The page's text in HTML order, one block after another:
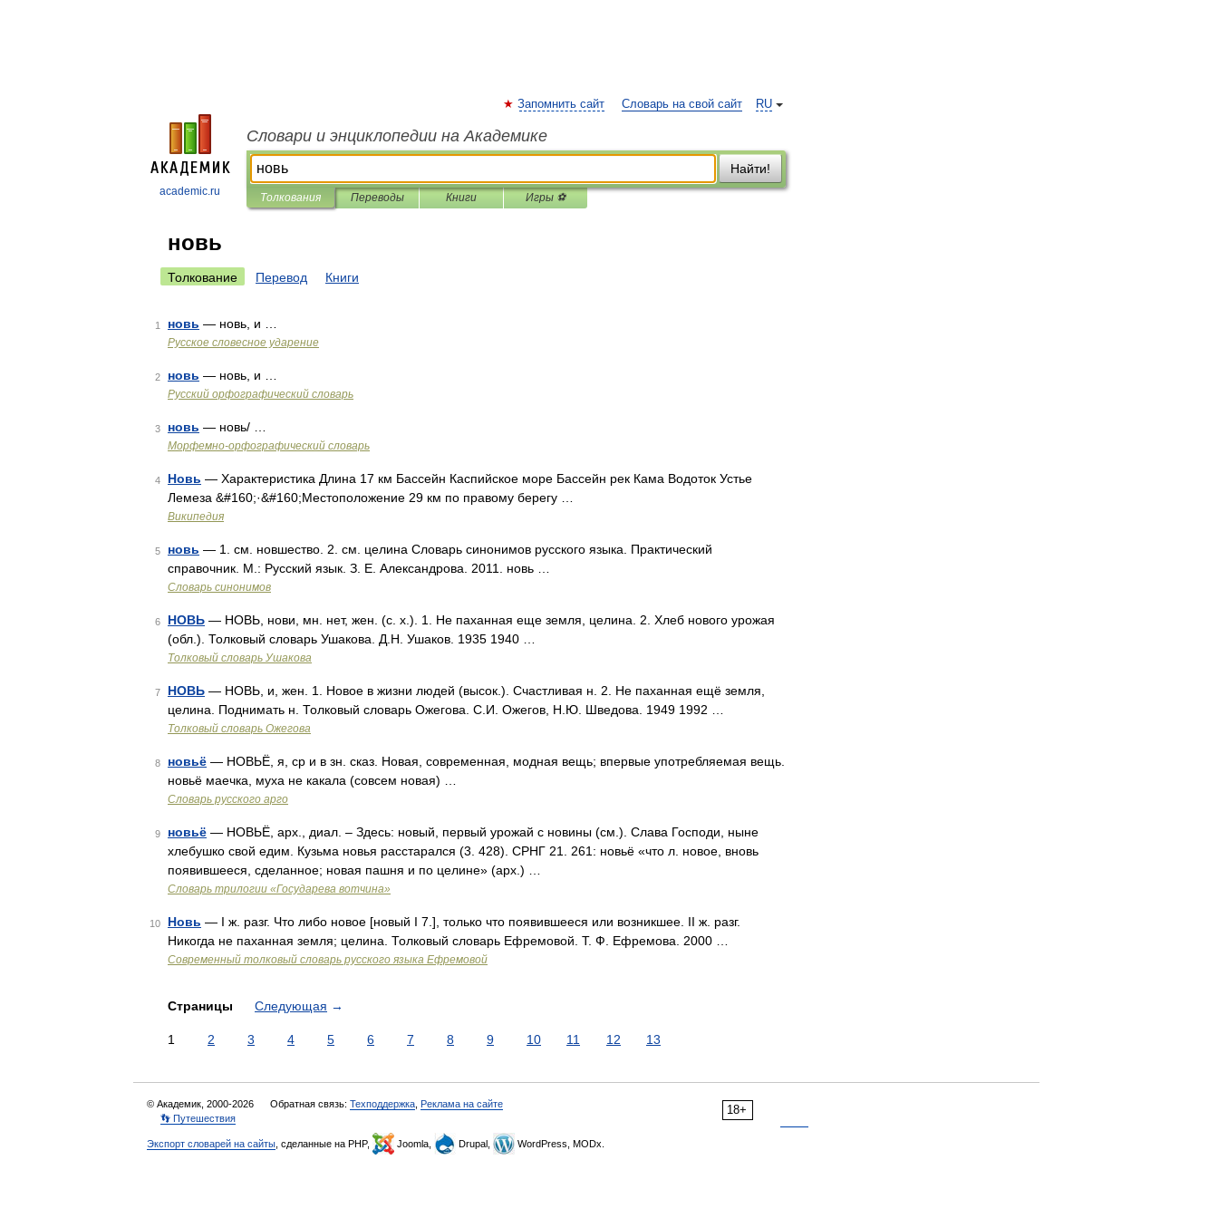
academic.ru
RU
Запомнить сайт Словарь на свой сайт
Словари и энциклопедии на Академике
Найти!
Толкования Переводы Книги Игры ⚽
новь
Толкование Перевод Книги
1 новь — новь, и …
Русское словесное ударение
2 новь — новь, и …
Русский орфографический словарь
3 новь — новь/ …
Морфемно-орфографический словарь
4 Новь — Характеристика Длина 17 км Бассейн Каспийское море Бассейн рек Кама Водоток Устье
Лемеза &#160;·&#160;Местоположение 29 км по правому берегу …
Википедия
5 новь — 1. см. новшество. 2. см. целина Словарь синонимов русского языка. Практический
справочник. М.: Русский язык. З. Е. Александрова. 2011. новь …
Словарь синонимов
6 НОВЬ — НОВЬ, нови, мн. нет, жен. (с. х.). 1. Не паханная еще земля, целина. 2. Хлеб нового урожая
(обл.). Толковый словарь Ушакова. Д.Н. Ушаков. 1935 1940 …
Толковый словарь Ушакова
7 НОВЬ — НОВЬ, и, жен. 1. Новое в жизни людей (высок.). Счастливая н. 2. Не паханная ещё земля,
целина. Поднимать н. Толковый словарь Ожегова. С.И. Ожегов, Н.Ю. Шведова. 1949 1992 …
Толковый словарь Ожегова
8 новьё — НОВЬЁ, я, ср и в зн. сказ. Новая, современная, модная вещь; впервые употребляемая вещь.
новьё маечка, муха не какала (совсем новая) …
Словарь русского арго
9 новьё — НОВЬЁ, арх., диал. – Здесь: новый, первый урожай с новины (см.). Слава Господи, ныне
хлебушко свой едим. Кузьма новья расстарался (3. 428). СРНГ 21. 261: новьё «что л. новое, вновь
появившееся, сделанное; новая пашня и по целине» (арх.) …
Словарь трилогии «Государева вотчина»
10 Новь — I ж. разг. Что либо новое [новый I 7.], только что появившееся или возникшее. II ж. разг.
Никогда не паханная земля; целина. Толковый словарь Ефремовой. Т. Ф. Ефремова. 2000 …
Современный толковый словарь русского языка Ефремовой
Страницы Следующая →
1 2 3 4 5 6 7 8 9 10 11 12 13
18+
© Академик, 2000-2026 Обратная связь: Техподдержка Реклама на сайте
👣 Путешествия
Экспорт словарей на сайты , сделанные на PHP, Joomla, Drupal, WordPress, MODx.